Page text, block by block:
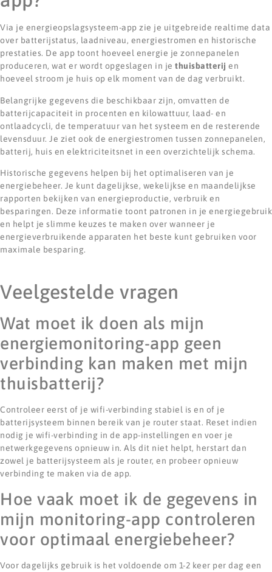
Via je energieopslagsysteem-app zie je uitgebreide realtime data
over batterijstatus, laadniveau, energiestromen en historische
prestaties. De app toont hoeveel energie je zonnepanelen
produceren, wat er wordt opgeslagen in je thuisbatterij en
hoeveel stroom je huis op elk moment van de dag verbruikt.
Belangrijke gegevens die beschikbaar zijn, omvatten de
batterijcapaciteit in procenten en kilowattuur, laad- en
ontlaadcycli, de temperatuur van het systeem en de resterende
levensduur. Je ziet ook de energiestromen tussen zonnepanelen,
batterij, huis en elektriciteitsnet in een overzichtelijk schema.
Historische gegevens helpen bij het optimaliseren van je
energiebeheer. Je kunt dagelijkse, wekelijkse en maandelijkse
rapporten bekijken van energieproductie, verbruik en
besparingen. Deze informatie toont patronen in je energiegebruik
en helpt je slimme keuzes te maken over wanneer je
energieverbruikende apparaten het beste kunt gebruiken voor
maximale besparing.
Veelgestelde vragen
Wat moet ik doen als mijn
energiemonitoring-app geen
verbinding kan maken met mijn
thuisbatterij?
Controleer eerst of je wifi-verbinding stabiel is en of je
batterijsysteem binnen bereik van je router staat. Reset indien
nodig je wifi-verbinding in de app-instellingen en voer je
netwerkgegevens opnieuw in. Als dit niet helpt, herstart dan
zowel je batterijsysteem als je router, en probeer opnieuw
verbinding te maken via de app.
Hoe vaak moet ik de gegevens in
mijn monitoring-app controleren
voor optimaal energiebeheer?
Voor dagelijks gebruik is het voldoende om 1-2 keer per dag een